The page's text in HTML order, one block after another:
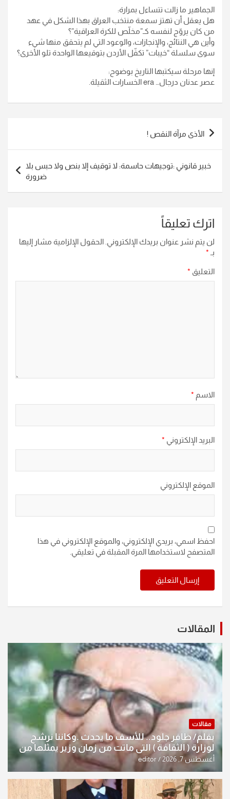
الجماهير ما زالت تتساءل بمرارة:
هل يعقل أن تهتز سمعة منتخب العراق بهذا الشكل في عهد
من كان يروّج لنفسه كـ”مخلّص للكرة العراقية”؟
وأين هي النتائج، والإنجازات، والوعود التي لم يتحقق منها شيء
سوى سلسلة “خيبات” تكفّل الأردن بتوقيعها الواحدة تلو الأخرى؟
إنها مرحلة سيكتبها التاريخ بوضوح:
عصر عدنان درجال… era الخسارات الثقيلة.
تصفّح
المقالات
الأذى مرآة النقص !
خبير قانوني :توجيهات حاسمة: لا توقيف إلا بنص ولا حبس بلا
ضرورة
اترك تعليقاً
لن يتم نشر عنوان بريدك الإلكتروني. الحقول الإلزامية مشار إليها
بـ *
التعليق *
الاسم *
البريد الإلكتروني *
الموقع الإلكتروني
احفظ اسمي، بريدي الإلكتروني، والموقع الإلكتروني في هذا
المتصفح لاستخدامها المرة المقبلة في تعليقي.
المقالات
مقالات
بقلم/ ظافر جلود.. للأسف ما يحدث .وكاننا نرشح
لوزارة ( الثقافة ) التي ماتت من زمان وزير يمثلها من
النخبة والإرث العظيم للثقافة العراقية..
أغسطس 7, 2026 editor